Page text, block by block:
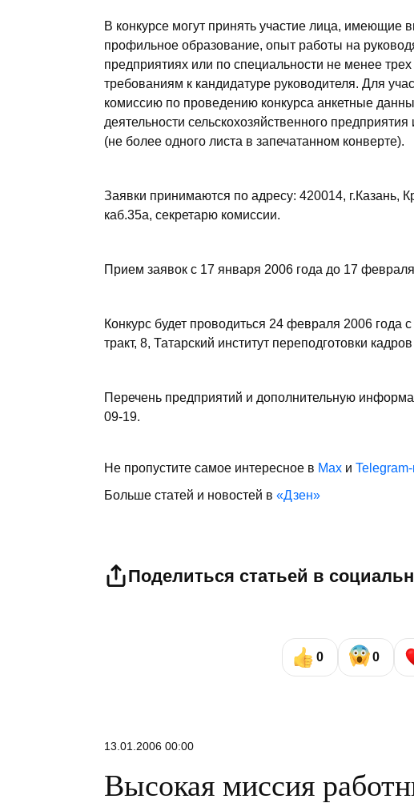
В конкурсе могут принять участие лица, имеющие
профильное образование, опыт работы на
предприятиях или по специальности не менее
требованиям к кандидатуре руководителя. Для
комиссию по проведению конкурса анкетные
деятельности сельскохозяйственного
(не более одного листа в запечатанном конверте).
Заявки принимаются по адресу: 420014, г.Казань,
каб.35а, секретарю комиссии.
Прием заявок с 17 января 2006 года до 17
Конкурс будет проводиться 24 февраля 2006 года
тракт, 8, Татарский институт переподготовки
Перечень предприятий и дополнительную
09-19.
Не пропустите самое интересное в Max и
Больше статей и новостей в «Дзен»
Поделиться статьей в
0 0
13.01.2006 00:00
Высокая миссия